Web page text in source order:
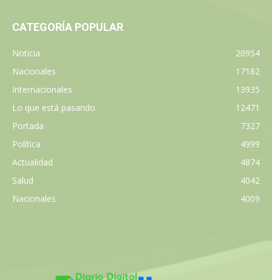
CATEGORÍA POPULAR
Noticia
20954
Nacionales
17182
Internacionales
13935
Lo que está pasando
12471
Portada
7327
Política
4999
Actualidad
4874
Salud
4042
Nacionales
4009